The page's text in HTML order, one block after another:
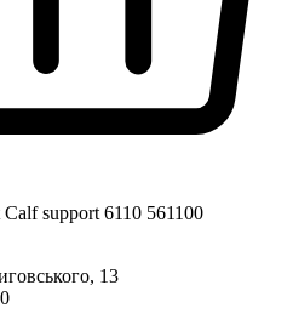
support 6110 561100
13